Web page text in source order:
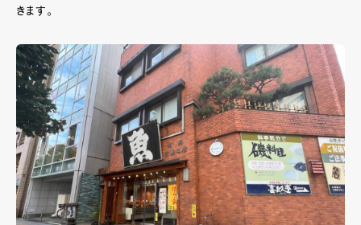
きます。